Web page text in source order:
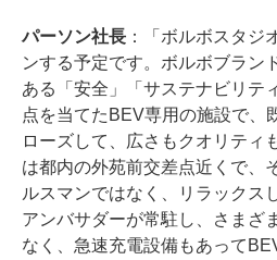
パーソン社長：「ボルボスタジ
ンする予定です。ボルボブラン
ある「安全」「サステナビリテ
点を当てたBEV専用の施設で、
ローズして、広さもクオリティ
は都内の外苑前交差点近くで、
ルスマンではなく、リラックス
アンバサダーが常駐し、さまざ
なく、急速充電設備もあって